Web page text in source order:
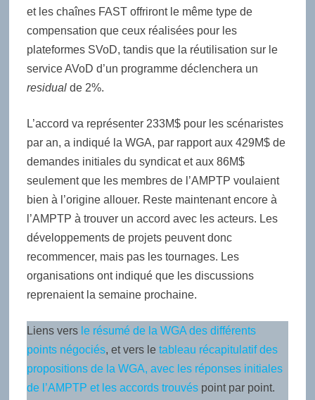
et les chaînes FAST offriront le même type de
compensation que ceux réalisées pour les
plateformes SVoD, tandis que la réutilisation sur le
service AVoD d’un programme déclenchera un
residualde 2%.
L’accord va représenter 233M$ pour les scénaristes
par an, a indiqué la WGA, par rapport aux 429M$ de
demandes initiales du syndicat et aux 86M$
seulement que les membres de l’AMPTP voulaient
bien à l’origine allouer. Reste maintenant encore à
l’AMPTP à trouver un accord avec les acteurs. Les
développements de projets peuvent donc
recommencer, mais pas les tournages. Les
organisations ont indiqué que les discussions
reprenaient la semaine prochaine.
Liens vers le résumé de la WGA des différents
points négociés, et vers le tableau récapitulatif des
propositions de la WGA, avec les réponses initiales
de l’AMPTP et les accords trouvéspoint par point.